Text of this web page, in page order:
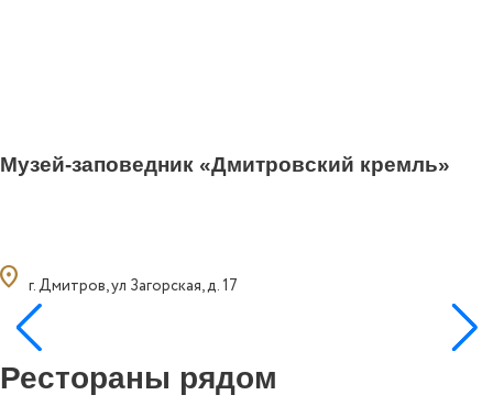
Музей-заповедник «Дмитровский кремль»
г. Дмитров, ул Загорская, д. 17
Рестораны рядом